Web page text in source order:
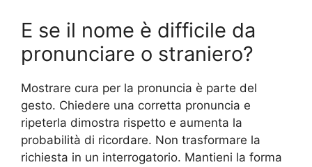
E se il nome è difficile da
pronunciare o straniero?
Mostrare cura per la pronuncia è parte del
gesto. Chiedere una corretta pronuncia e
ripeterla dimostra rispetto e aumenta la
probabilità di ricordare. Non trasformare la
richiesta in un interrogatorio. Mantieni la forma